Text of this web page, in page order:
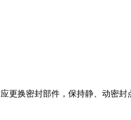
更换密封部件，保持静、动密封